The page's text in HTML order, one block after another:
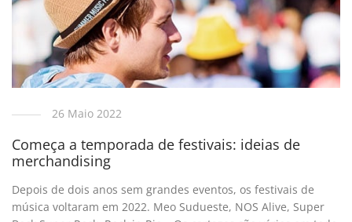
26 Maio 2022
Começa a temporada de festivais: ideias de
merchandising
Depois de dois anos sem grandes eventos, os festivais de
música voltaram em 2022. Meo Sudueste, NOS Alive, Super